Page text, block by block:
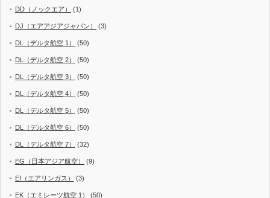
DD（ノックエア） (1)
DJ（エアアジアジャパン） (3)
DL（デルタ航空 1） (50)
DL（デルタ航空 2） (50)
DL（デルタ航空 3） (50)
DL（デルタ航空 4） (50)
DL（デルタ航空 5） (50)
DL（デルタ航空 6） (50)
DL（デルタ航空 7） (32)
EG（日本アジア航空） (9)
EI（エアリンガス） (3)
EK（エミレーツ航空 1） (50)